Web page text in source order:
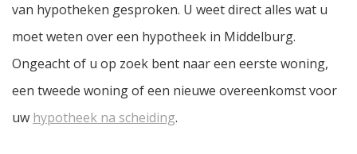
van hypotheken gesproken. U weet direct alles wat u
moet weten over een hypotheek in Middelburg.
Ongeacht of u op zoek bent naar een eerste woning,
een tweede woning of een nieuwe overeenkomst voor
uw hypotheek na scheiding.